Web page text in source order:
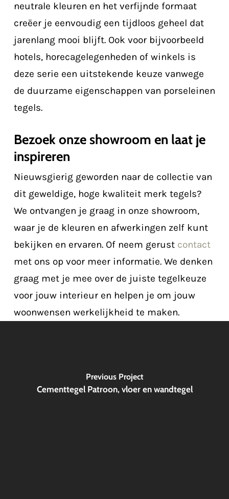
neutrale kleuren en het verfijnde formaat
creëer je eenvoudig een tijdloos geheel dat
jarenlang mooi blijft. Ook voor bijvoorbeeld
hotels, horecagelegenheden of winkels is
deze serie een uitstekende keuze vanwege
de duurzame eigenschappen van porseleinen
tegels.
Bezoek onze showroom en laat je
inspireren
Nieuwsgierig geworden naar de collectie van
dit geweldige, hoge kwaliteit merk tegels?
We ontvangen je graag in onze showroom,
waar je de kleuren en afwerkingen zelf kunt
bekijken en ervaren. Of neem gerust contact
met ons op voor meer informatie. We denken
graag met je mee over de juiste tegelkeuze
voor jouw interieur en helpen je om jouw
woonwensen werkelijkheid te maken.
Previous Project
Cementtegel Patroon, vloer en wandtegel